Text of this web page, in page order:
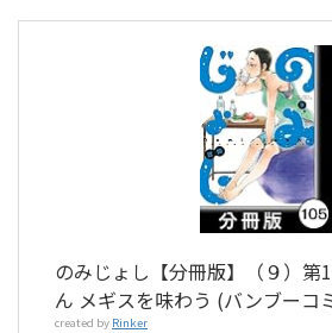
のみじょし【分冊版】（９）
ん メギスを味わう (バンブーコ
created by Rinker